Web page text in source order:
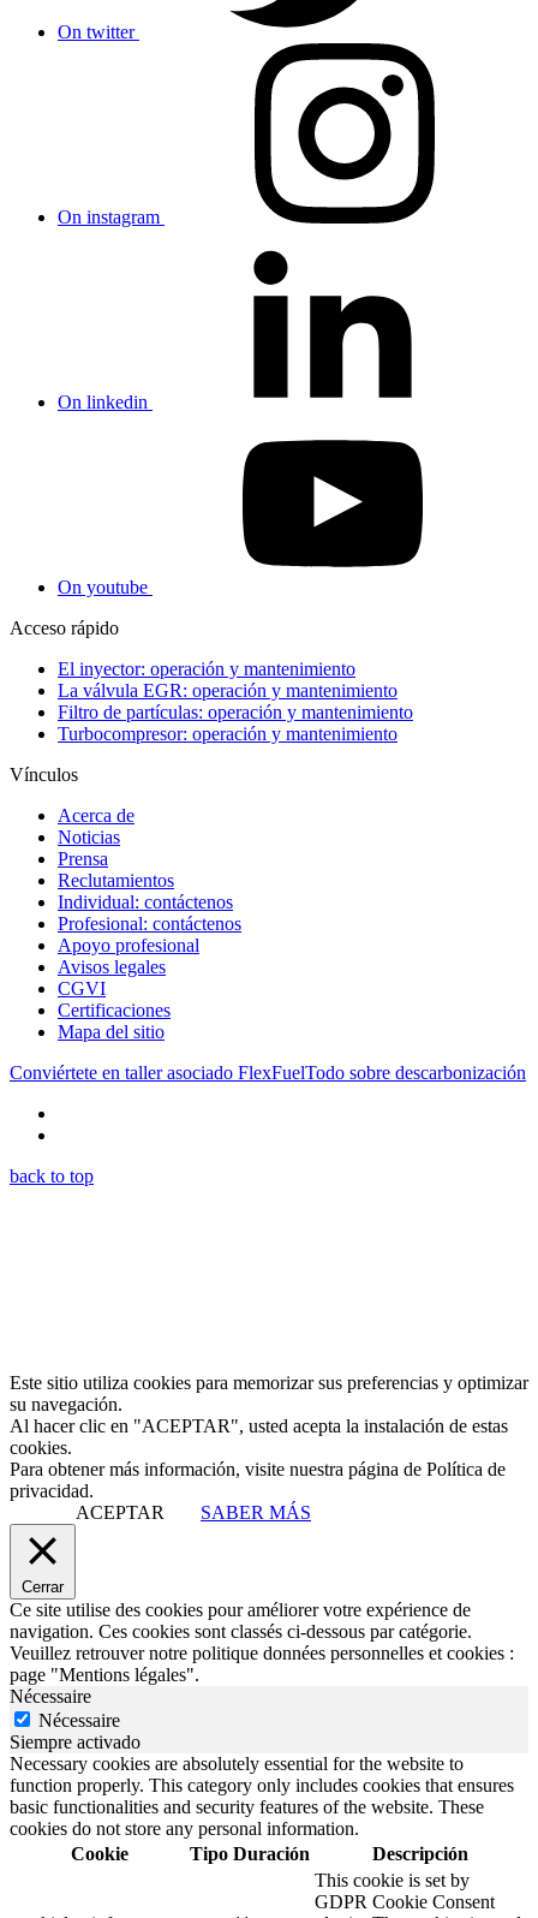
On twitter
On instagram
On linkedin
On youtube
Acceso rápido
El inyector: operación y mantenimiento
La válvula EGR: operación y mantenimiento
Filtro de partículas: operación y mantenimiento
Turbocompresor: operación y mantenimiento
Vínculos
Acerca de
Noticias
Prensa
Reclutamientos
Individual: contáctenos
Profesional: contáctenos
Apoyo profesional
Avisos legales
CGVI
Certificaciones
Mapa del sitio
Conviértete en taller asociado FlexFuelTodo sobre descarbonización
back to top
Este sitio utiliza cookies para memorizar sus preferencias y optimizar
su navegación.
Al hacer clic en "ACEPTAR", usted acepta la instalación de estas
cookies.
Para obtener más información, visite nuestra página de Política de
privacidad.
ACEPTAR
SABER MÁS
Cerrar
Ce site utilise des cookies pour améliorer votre expérience de
navigation. Ces cookies sont classés ci-dessous par catégorie.
Veuillez retrouver notre politique données personnelles et cookies :
page "Mentions légales".
Nécessaire
Nécessaire
Siempre activado
Necessary cookies are absolutely essential for the website to
function properly. This category only includes cookies that ensures
basic functionalities and security features of the website. These
cookies do not store any personal information.
Cookie
Tipo Duración Descripción
This cookie is set by
GDPR Cookie Consent